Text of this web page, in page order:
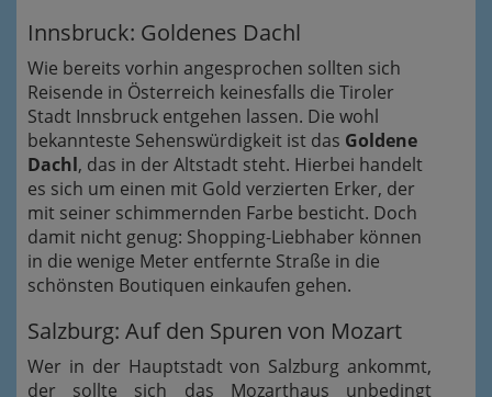
Innsbruck: Goldenes Dachl
Wie bereits vorhin angesprochen sollten sich
Reisende in Österreich keinesfalls die Tiroler
Stadt Innsbruck entgehen lassen. Die wohl
bekannteste Sehenswürdigkeit ist das Goldene
Dachl, das in der Altstadt steht. Hierbei handelt
es sich um einen mit Gold verzierten Erker, der
mit seiner schimmernden Farbe besticht. Doch
damit nicht genug: Shopping-Liebhaber können
in die wenige Meter entfernte Straße in die
schönsten Boutiquen einkaufen gehen.
Salzburg: Auf den Spuren von Mozart
Wer in der Hauptstadt von Salzburg ankommt,
der sollte sich das Mozarthaus unbedingt